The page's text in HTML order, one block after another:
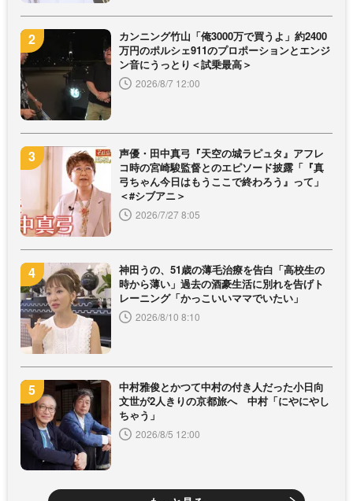
カンニング竹山「俺3000万で買うよ」約2400
万円のポルシェ911のプロポーションとエンジ
ン音にうっとり＜試乗最高＞
2026/8/7 12:00
声優・田中真弓『天空の城ラピュタ』アフレ
コ時の宮崎駿監督とのエピソード披露「『真
弓ちゃん今日はもうここで終わろう』って」
＜#シブアニ＞
2026/7/27 8:05
神田うの、51歳の薄毛治療を告白「高校生の
時から薄い」過去の酒豪生活に別れを告げト
レーニング「かっこいいママでいたい」
2026/8/10 8:10
中村雅俊とかつて中村の付き人だった小日向
文世が2人きりの京都旅へ 中村「にやにやし
ちゃう」
2026/8/5 12:00